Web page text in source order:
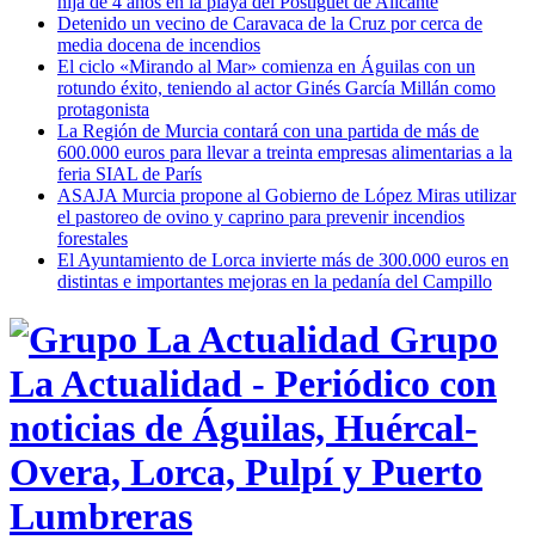
Detenido un vecino de Caravaca de la Cruz por cerca de
media docena de incendios
El ciclo «Mirando al Mar» comienza en Águilas con un
rotundo éxito, teniendo al actor Ginés García Millán como
protagonista
La Región de Murcia contará con una partida de más de
600.000 euros para llevar a treinta empresas alimentarias a la
feria SIAL de París
ASAJA Murcia propone al Gobierno de López Miras utilizar
el pastoreo de ovino y caprino para prevenir incendios
forestales
El Ayuntamiento de Lorca invierte más de 300.000 euros en
distintas e importantes mejoras en la pedanía del Campillo
Grupo
La Actualidad - Periódico con
noticias de Águilas, Huércal-
Overa, Lorca, Pulpí y Puerto
Lumbreras